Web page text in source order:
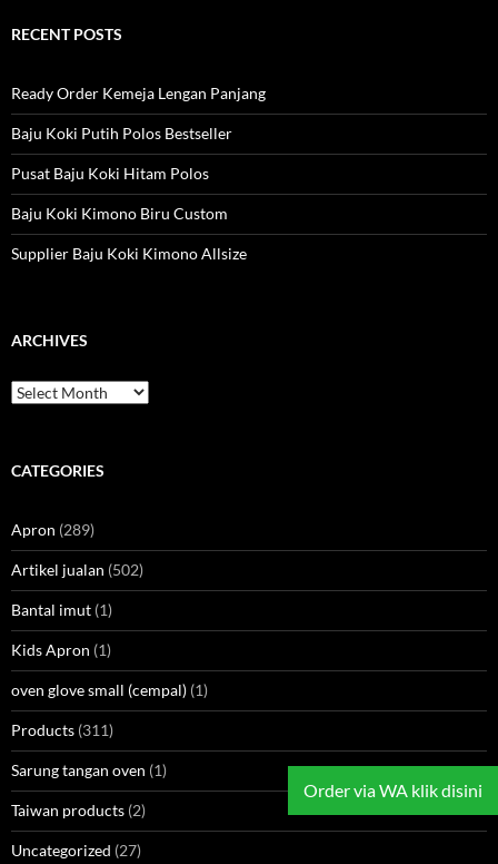
RECENT POSTS
Ready Order Kemeja Lengan Panjang
Baju Koki Putih Polos Bestseller
Pusat Baju Koki Hitam Polos
Baju Koki Kimono Biru Custom
Supplier Baju Koki Kimono Allsize
ARCHIVES
Archives
CATEGORIES
Apron (289)
Artikel jualan (502)
Bantal imut (1)
Kids Apron (1)
oven glove small (cempal) (1)
Products (311)
Sarung tangan oven (1)
Taiwan products (2)
Uncategorized (27)
Order via WA klik disini